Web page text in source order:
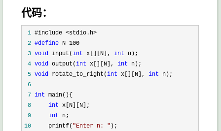
代码：
1
2 #define
3 void input(int x[][N], int
4 void output(int x[][N], int
5 void rotate_to_right(int x[][N], int
6
7 int
8
int
9
int
10
     printf(
"Enter n: "